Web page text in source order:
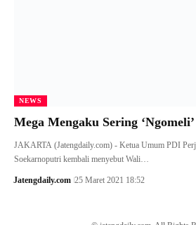
NEWS
Mega Mengaku Sering
JAKARTA (Jatengdaily.com) - Ketua Umum PDI
Soekarnoputri kembali menyebut Wali…
Jatengdaily.com 25 Maret 2021 18:52